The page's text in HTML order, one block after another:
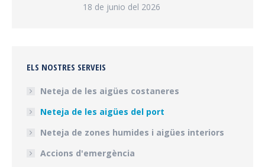
18 de junio del 2026
ELS NOSTRES SERVEIS
Neteja de les aigües costaneres
Neteja de les aigües del port
Neteja de zones humides i aigües interiors
Accions d'emergència